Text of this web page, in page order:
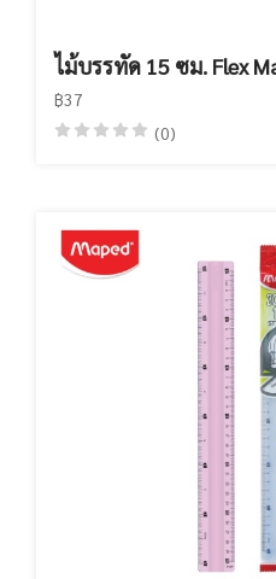
ไม้บรรทัด 15 ซม. Flex
฿37
(0)